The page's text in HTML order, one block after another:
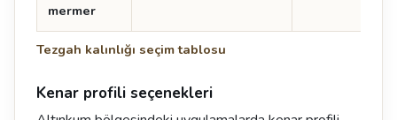
Tezgah kalınlığı seçim tablosu
mermer
Kenar profili seçenekleri